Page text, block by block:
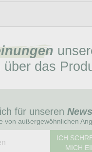
über das
für unseren
von außergewöhnlichen
ICH
MICH